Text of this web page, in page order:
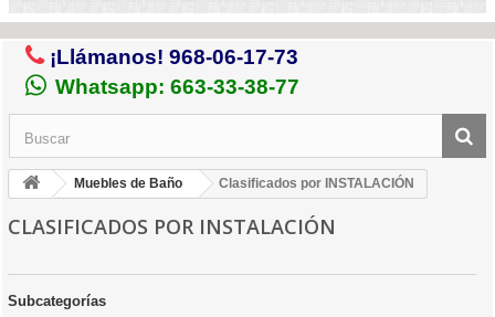
¡Llámanos! 968-06-17-73
Whatsapp: 663-33-38-77
Muebles de Baño Clasificados por INSTALACIÓN
CLASIFICADOS POR INSTALACIÓN
Subcategorías